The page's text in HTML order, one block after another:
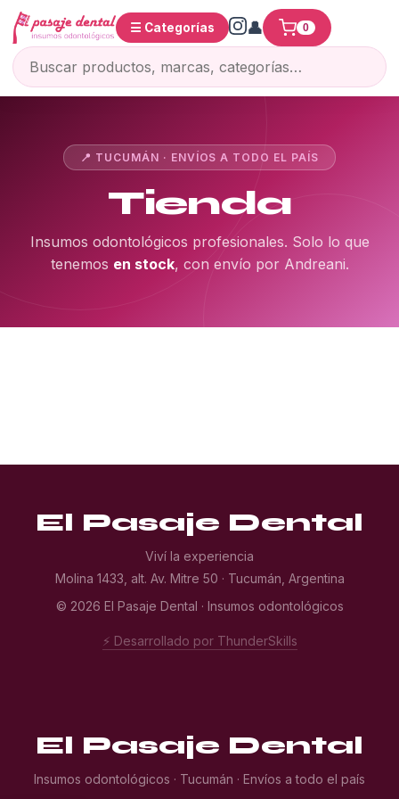
☰ Categorías 0
📍 TUCUMÁN · ENVÍOS A TODO EL PAÍS
Tienda
Insumos odontológicos profesionales. Solo lo que
tenemos en stock, con envío por Andreani.
El Pasaje Dental
Viví la experiencia
Molina 1433, alt. Av. Mitre 50 · Tucumán, Argentina
© 2026 El Pasaje Dental · Insumos odontológicos
⚡ Desarrollado por ThunderSkills
El Pasaje Dental
Insumos odontológicos · Tucumán · Envíos a todo el país